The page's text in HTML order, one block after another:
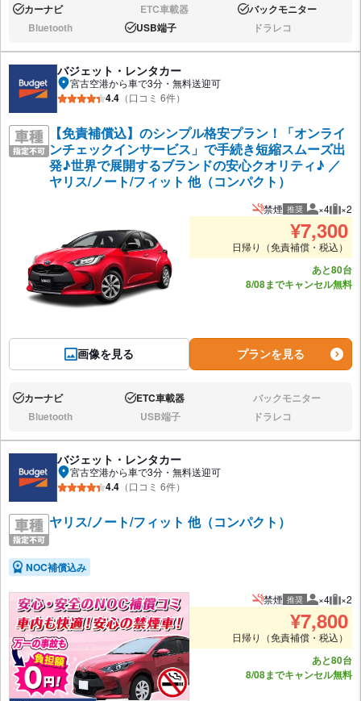
あり:カーナビ なし:ETC車載器 あり:バックモニター
なし:Bluetooth あり:USB端子 なし:ドラレコ
バジェット・レンタカー
宮古空港から車で3分・無料送迎可
4.4 （口コミ 6件）
【免責補償込】のシンプル格安プラン！「オンライ
ンチェックインサービス」で手続き短縮スムーズ出
発♪世界で展開するブランドの安心クオリティ♪ ／
ヤリス/ノート/フィット 他（コンパクト）
画像を見る
禁煙 推奨 推奨人数
×4 推
×2
¥7,300
日帰り（免責補償・税込）
あと80台
8/08までキャンセル無料
プランを見る
あり:カーナビ あり:ETC車載器 なし:バックモニター
なし:Bluetooth なし:USB端子 なし:ドラレコ
バジェット・レンタカー
宮古空港から車で3分・無料送迎可
4.4 （口コミ 6件）
ヤリス/ノート/フィット 他（コンパクト）
NOC補償込み
禁煙 推奨 推奨人数
×4 推
×2
¥7,800
日帰り（免責補償・税込）
あと80台
8/08までキャンセル無料